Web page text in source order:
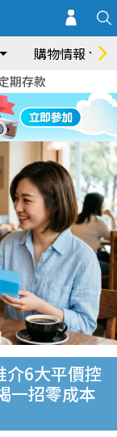
購物情報
期存款
介6大平價控
一招零成本